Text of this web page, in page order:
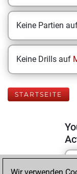
Keine Partien
Keine Drills auf
STARTSEITE